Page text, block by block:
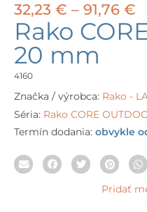
32,23 € – 91,76 €
Rako
20 mm
4160
Značka / výrobca: Rako -
Séria: Rako CORE
Termín dodania: obvykle
Pridať